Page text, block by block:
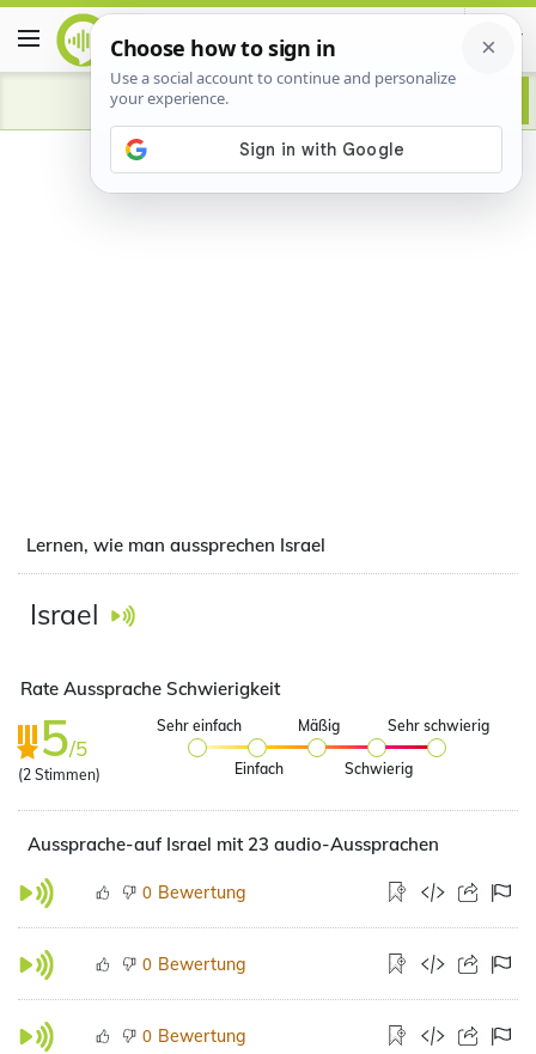
Advertisement
Lernen, wie man aussprechen Israel
Israel
Rate Aussprache Schwierigkeit
5/5
(2 Stimmen)
Sehr einfach
Einfach
Mäßig
Schwierig
Sehr schwierig
Aussprache-auf Israel mit 23 audio-Aussprachen
0 Bewertung
0 Bewertung
0 Bewertung